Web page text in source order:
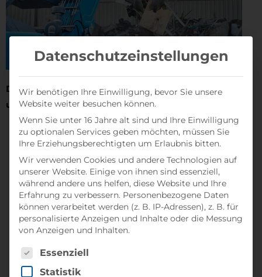
Darüber hinaus zählen folgende Leistungen zu
unserem Portfolio:
Abbruch, Rückbau und Demontagen
Werkstattentsorgung
Bereitstellung von Containern
Wohnungsauflösungen
Räumungen
Sanierung von Brand- und Wasserschäden
Ver- und Entsorgung von (Groß-) Baustellen
Entsorgung von Sonderabfällen
Datenschutzeinstellungen
Wir benötigen Ihre Einwilligung, bevor Sie unsere
Website weiter besuchen können.
Wenn Sie unter 16 Jahre alt sind und Ihre Einwilligung
zu optionalen Services geben möchten, müssen Sie
Ihre Erziehungsberechtigten um Erlaubnis bitten.
Wir verwenden Cookies und andere Technologien auf
unserer Website. Einige von ihnen sind essenziell,
während andere uns helfen, diese Website und Ihre
Erfahrung zu verbessern. Personenbezogene Daten
können verarbeitet werden (z. B. IP-Adressen), z. B. für
personalisierte Anzeigen und Inhalte oder die Messung
von Anzeigen und Inhalten.
Es folgt eine Liste der Service-Gruppen, für die eine
Essenziell
Statistik